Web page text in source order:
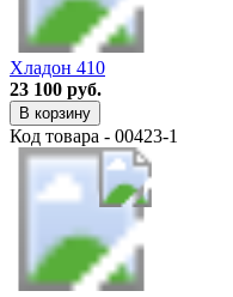
Хладон 410
23 100 руб.
В корзину
Код товара - 00423-1